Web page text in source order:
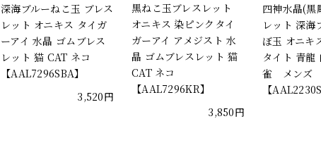
深海ブルーねこ玉 ブレス
レット オニキス タイガ
ーアイ 水晶 ゴムブレス
レット 猫 CAT ネコ
【AAL7296SBA】
3,520円
黒ねこ玉ブレスレット
オニキス 染ピンクタイ
ガーアイ アメジスト 水
晶 ゴムブレスレット 猫
CAT ネコ
【AAL7296KR】
3,850円
四神水晶(黒
レット 深海
ぼ玉 オニキ
タイト 青龍
雀 メンズ
【